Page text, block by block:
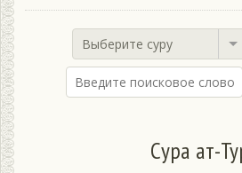
Выберите суру
Сура ат-